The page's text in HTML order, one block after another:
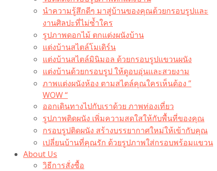
นำความรู้สึกดีๆ มาสู่บ้านของคุณด้วยกรอบรูปและ
งานศิลปะที่ไม่ซ้ำใคร
รูปภาพดอกไม้ ตกแต่งผนังบ้าน
แต่งบ้านสไตล์โมเดิร์น
แต่งบ้านสไตล์มินิมอล ด้วยกรอบรูปแขวนผนัง
แต่งบ้านด้วยกรอบรูป ให้ดูอบอุ่นและสวยงาม
ภาพแต่งผนังห้อง ตามสไตล์คุณใครเห็นต้อง ”
WOW “
ออกเดินทางไปกับเราด้วย ภาพท่องเที่ยว
รูปภาพติดผนัง เพิ่มความสดใสให้กับพื้นที่ของคุณ
กรอบรูปติดผนัง สร้างบรรยากาศใหม่ให้เข้ากับคุณ
เปลี่ยนบ้านที่คุณรัก ด้วยรูปภาพใส่กรอบพร้อมแขวน​
About Us
วิธีการสั่งซื้อ